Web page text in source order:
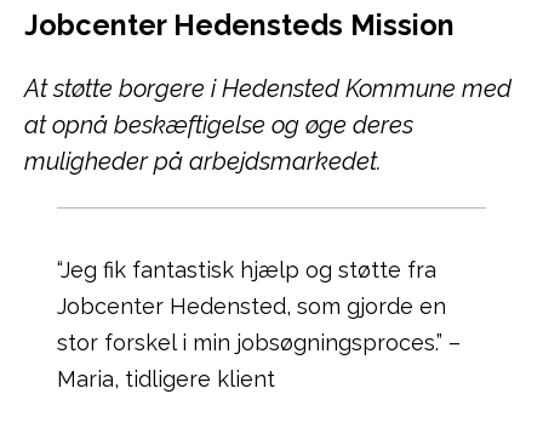
Jobcenter Hedensteds Mission
At støtte borgere i Hedensted Kommune med
at opnå beskæftigelse og øge deres
muligheder på arbejdsmarkedet.
“Jeg fik fantastisk hjælp og støtte fra
Jobcenter Hedensted, som gjorde en
stor forskel i min jobsøgningsproces.” –
Maria, tidligere klient